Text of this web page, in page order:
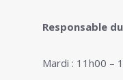
Responsable
Mardi : 11h00 –